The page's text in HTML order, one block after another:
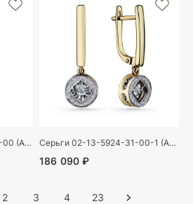
Подвеска 03-13-5924-31-00 (Au 585) Серьги 02-13-5924-31-00-1 (Au 585)
186 090 ₽
2 3 4 23